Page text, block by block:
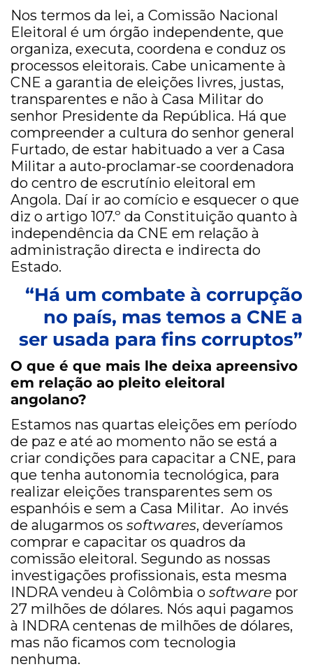
Nos termos da lei, a Comissão Nacional
Eleitoral é um órgão independente, que
organiza, executa, coordena e conduz os
processos eleitorais. Cabe unicamente à
CNE a garantia de eleições livres, justas,
transparentes e não à Casa Militar do
senhor Presidente da República. Há que
compreender a cultura do senhor general
Furtado, de estar habituado a ver a Casa
Militar a auto-proclamar-se coordenadora
do centro de escrutínio eleitoral em
Angola. Daí ir ao comício e esquecer o que
diz o artigo 107.º da Constituição quanto à
independência da CNE em relação à
administração directa e indirecta do
Estado.
“Há um combate à corrupção
no país, mas temos a CNE a
ser usada para fins corruptos”
O que é que mais lhe deixa apreensivo
em relação ao pleito eleitoral
angolano?
Estamos nas quartas eleições em período
de paz e até ao momento não se está a
criar condições para capacitar a CNE, para
que tenha autonomia tecnológica, para
realizar eleições transparentes sem os
espanhóis e sem a Casa Militar. Ao invés
de alugarmos os softwares, deveríamos
comprar e capacitar os quadros da
comissão eleitoral. Segundo as nossas
investigações profissionais, esta mesma
INDRA vendeu à Colômbia o software por
27 milhões de dólares. Nós aqui pagamos
à INDRA centenas de milhões de dólares,
mas não ficamos com tecnologia
nenhuma.